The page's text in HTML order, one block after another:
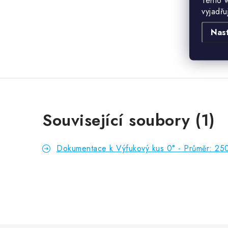
Související soubory (1)
Dokumentace k Výfukový kus 0° - Průměr: